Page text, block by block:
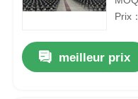
Prix
meilleur prix